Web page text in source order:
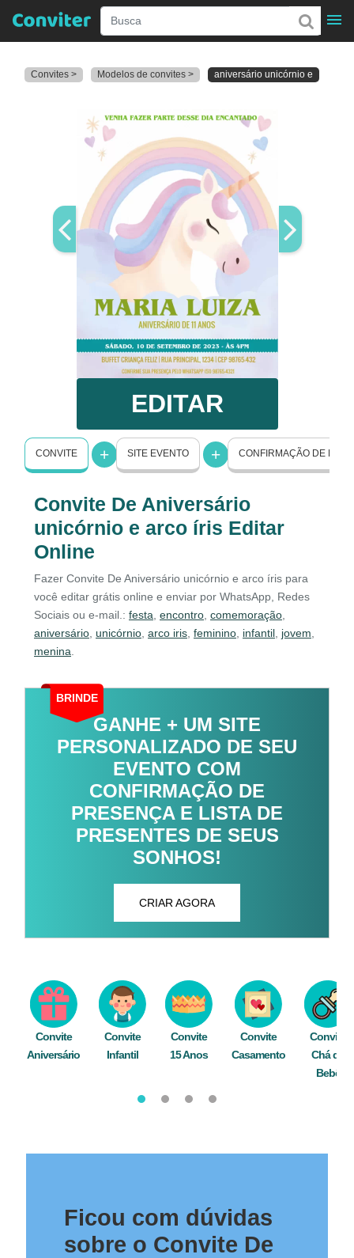
Convites > Modelos de convites > aniversário unicórnio e
EDITAR
CONVITE SITE EVENTO CONFIRMAÇÃO DE
Convite De Aniversário
unicórnio e arco íris Editar
Online
Fazer Convite De Aniversário unicórnio e arco íris para
você editar grátis online e enviar por WhatsApp, Redes
Sociais ou e-mail.: festa encontro comemoração
aniversário unicórnio arco iris feminino infantil jovem
menina
BRINDE
GANHE + UM SITE
PERSONALIZADO DE SEU
EVENTO COM
CONFIRMAÇÃO DE
PRESENÇA E LISTA DE
PRESENTES DE SEUS
SONHOS!
CRIAR AGORA
Convite
Aniversário
Convite
Infantil
Convite
15 Anos
Convite
Casamento
Convite
Chá de
Bebê
Ficou com dúvidas
sobre o Convite De